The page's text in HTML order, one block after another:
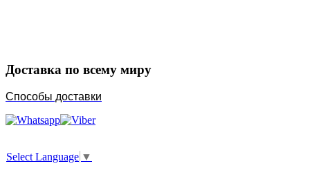
Доставка по всему миру
Способы доставки
Select Language ▼